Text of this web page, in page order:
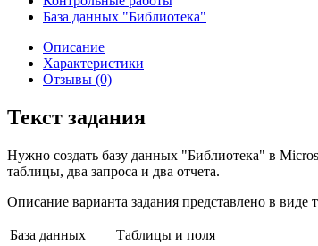
База данных "Библиотека"
Описание
Характеристики
Отзывы (0)
Текст задания
Нужно создать базу данных "Библиотека" в
таблицы, два запроса и два отчета.
Описание варианта задания представлено в виде
База данных Таблицы и поля